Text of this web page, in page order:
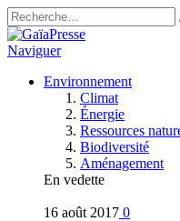
Naviguer
Environnement
Climat
Énergie
Ressources
Biodiversité
Aménagement
En vedette
16 août 2017 0